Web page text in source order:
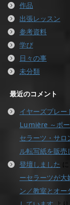
作品
出張レッスン
参考資料
学び
日々の事
未分類
最近のコメント
イヤーズプレー
Lumière ～ポー
セラーツ・サロ
ル転写紙を販売
登壇しました に
ーセラーツが大
ン／教室とオ